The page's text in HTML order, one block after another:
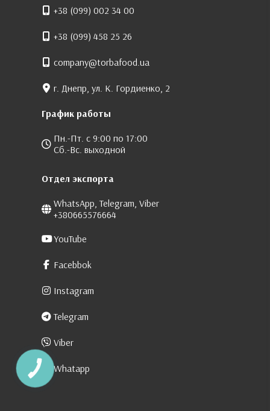
+38 (099) 002 34 00
+38 (099) 458 25 26
company@torbafood.ua
г. Днепр, ул. К. Гордиенко, 2
График работы
Пн.-Пт. с 9:00 по 17:00
Сб.-Вс. выходной
Отдел экспорта
WhatsApp, Telegram, Viber
+380665576664
YouTube
Facebbok
Instagram
Telegram
Viber
Whatapp
КНОПКА
ЗВ'ЯЗКУ